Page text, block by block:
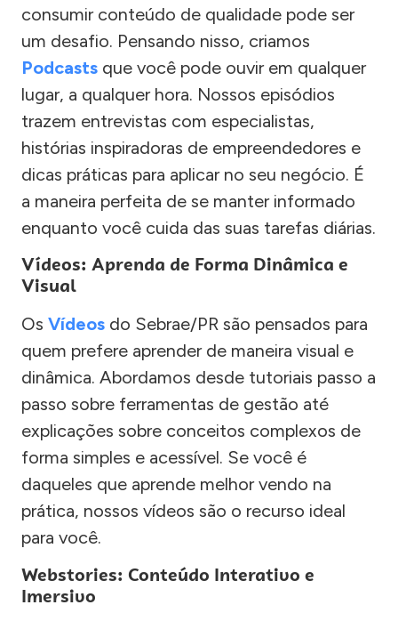
consumir conteúdo de qualidade pode ser
um desafio. Pensando nisso, criamos
Podcasts que você pode ouvir em qualquer
lugar, a qualquer hora. Nossos episódios
trazem entrevistas com especialistas,
histórias inspiradoras de empreendedores e
dicas práticas para aplicar no seu negócio. É
a maneira perfeita de se manter informado
enquanto você cuida das suas tarefas diárias.
Vídeos: Aprenda de Forma Dinâmica e
Visual
Os Vídeos do Sebrae/PR são pensados para
quem prefere aprender de maneira visual e
dinâmica. Abordamos desde tutoriais passo a
passo sobre ferramentas de gestão até
explicações sobre conceitos complexos de
forma simples e acessível. Se você é
daqueles que aprende melhor vendo na
prática, nossos vídeos são o recurso ideal
para você.
Webstories: Conteúdo Interativo e
Imersivo